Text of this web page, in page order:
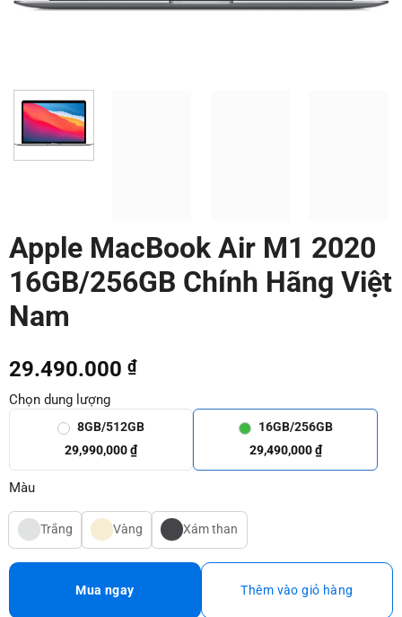
Apple MacBook Air M1 2020
16GB/256GB Chính Hãng Việt
Nam
29.490.000 ₫
Chọn dung lượng
8GB/512GB
29,990,000 ₫
16GB/256GB
29,490,000 ₫
Màu
Trắng Vàng Xám than
Thêm vào giỏ hàng
Mua ngay